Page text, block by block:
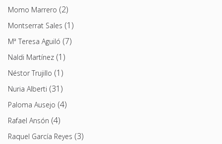
Momo Marrero (2)
Montserrat Sales (1)
Mª Teresa Aguiló (7)
Naldi Martínez (1)
Néstor Trujillo (1)
Nuria Alberti (31)
Paloma Ausejo (4)
Rafael Ansón (4)
Raquel García Reyes (3)